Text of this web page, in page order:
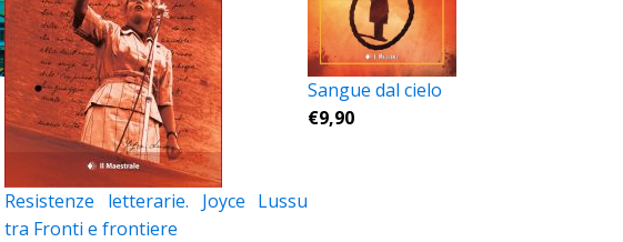
Resistenze letterarie. Joyce Lussu
tra Fronti e frontiere
Sangue dal cielo
€9,90